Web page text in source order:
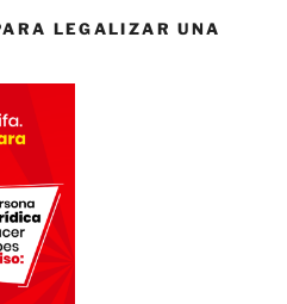
LEGALIZAR UNA